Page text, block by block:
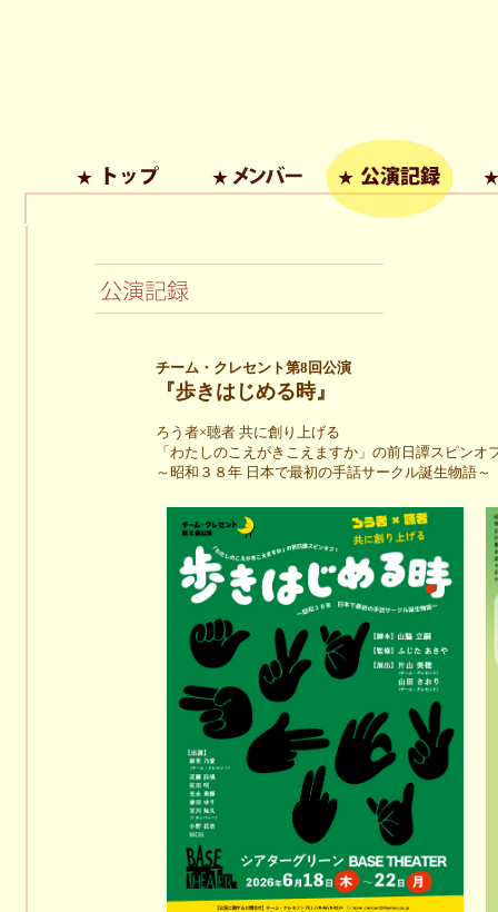
チーム・クレセント第8回公演
『歩きはじめる時』
ろう者×聴者 共に創り上げる
「わたしのこえがきこえますか」の前日譚スピンオ
～昭和３８年 日本で最初の手話サークル誕生物語～